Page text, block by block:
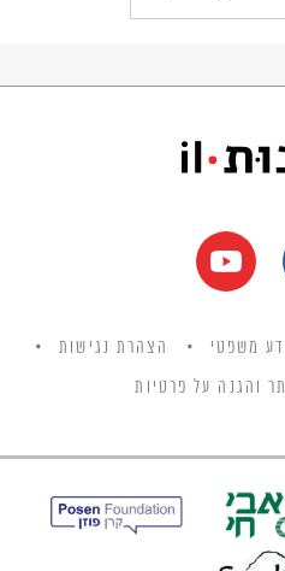
משפטי הצהרת נגישות
והגנה על פרטיות